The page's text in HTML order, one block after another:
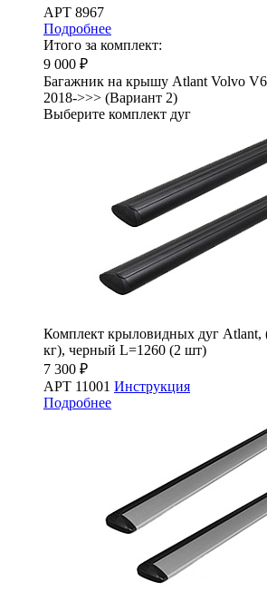
АРТ 8967
Подробнее
Итого за комплект:
9 000 ₽
Багажник на крышу Atlant Volvo
2018->>> (Вариант 2)
Выберите комплект дуг
Комплект крыловидных дуг Atlant,
кг), черный L=1260 (2 шт)
7 300 ₽
АРТ 11001 Инструкция
Подробнее